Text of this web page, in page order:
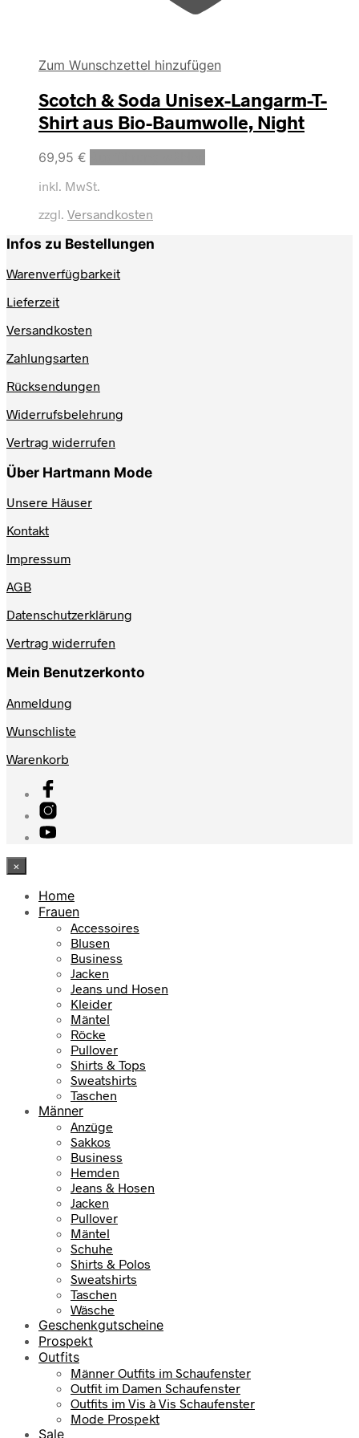
Zum Wunschzettel hinzufügen
Scotch & Soda Unisex-Langarm-T-
Shirt aus Bio-Baumwolle, Night
69,95 €
inkl. MwSt.
zzgl. Versandkosten
Infos zu Bestellungen
Warenverfügbarkeit
Lieferzeit
Versandkosten
Zahlungsarten
Rücksendungen
Widerrufsbelehrung
Vertrag widerrufen
Über Hartmann Mode
Unsere Häuser
Kontakt
Impressum
AGB
Datenschutzerklärung
Vertrag widerrufen
Mein Benutzerkonto
Anmeldung
Wunschliste
Warenkorb
×
Home
Frauen
Accessoires
Blusen
Business
Jacken
Jeans und Hosen
Kleider
Mäntel
Röcke
Pullover
Shirts & Tops
Sweatshirts
Taschen
Männer
Anzüge
Sakkos
Business
Hemden
Jeans & Hosen
Jacken
Pullover
Mäntel
Schuhe
Shirts & Polos
Sweatshirts
Taschen
Wäsche
Geschenkgutscheine
Prospekt
Outfits
Männer Outfits im Schaufenster
Outfit im Damen Schaufenster
Outfits im Vis à Vis Schaufenster
Mode Prospekt
Sale